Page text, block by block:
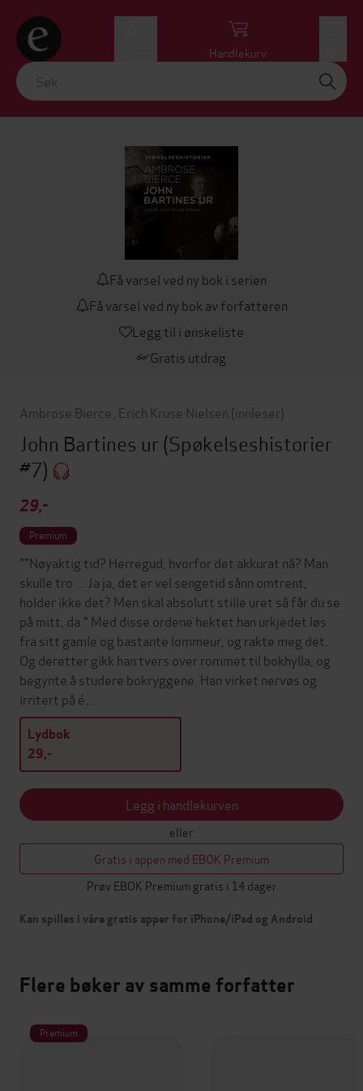
Handlekurv
Få varsel ved ny bok i serien
Få varsel ved ny bok av forfatteren
Legg til i ønskeliste
Gratis utdrag
Ambrose Bierce Erich Kruse Nielsen (innleser)
John Bartines ur(Spøkelseshistorier
#7)
29,-
Premium
""Nøyaktig tid? Herregud, hvorfor det akkurat nå? Man
skulle tro ... Ja ja, det er vel sengetid sånn omtrent,
holder ikke det? Men skal absolutt stille uret så får du se
på mitt, da." Med disse ordene hektet han urkjedet løs
fra sitt gamle og bastante lommeur, og rakte meg det.
Og deretter gikk han tvers over rommet til bokhylla, og
begynte å studere bokryggene. Han virket nervøs og
irritert på é…
Lydbok
29,-
Legg i handlekurven
eller
Gratis i appen med EBOK Premium
Prøv EBOK Premium gratis i 14 dager
Kan spilles i våre gratis apper for iPhone/iPad og Android
Flere bøker av samme forfatter
Premium